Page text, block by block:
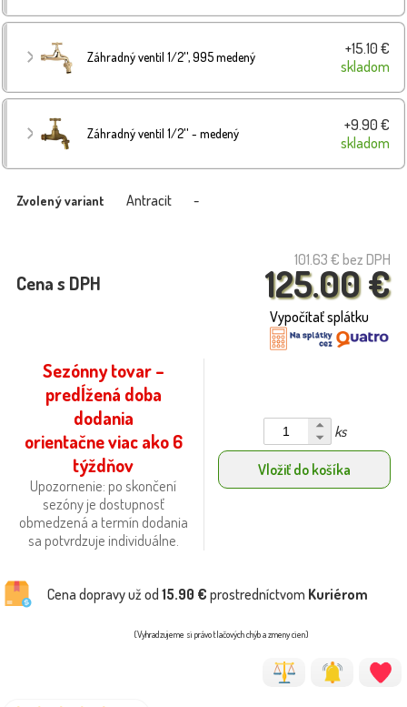
Záhradný ventil 1/2'', 995 medený
+15.10 €
skladom
Záhradný ventil 1/2'' - medený
+9.90 €
skladom
Zvolený variant Antracit -
101.63 € bez DPH
125.00 €
Cena s DPH
Vypočítať splátku
Sezónny tovar –
predĺžená doba
dodania
orientačne viac ako 6
týždňov
Upozornenie: po skončení
sezóny je dostupnosť
obmedzená a termín dodania
sa potvrdzuje individuálne.
ks
Vložiť do košíka
Cena dopravy už od 15.90 € prostredníctvom Kuriérom
(Vyhradzujeme si právo tlačových chýb a zmeny cien)